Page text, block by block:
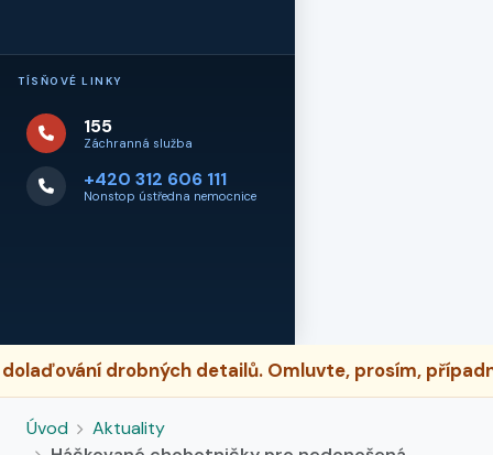
TÍSŇOVÉ LINKY
155
Záchranná služba
+420 312 606 111
Nonstop ústředna nemocnice
detailů. Omluvte, prosím, případné dočasné
Úvod
Aktuality